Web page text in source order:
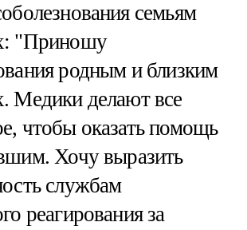
семьям
"Приношу
родным и близким
Медики делают все
чтобы оказать помощь
Хочу выразить
службам
реагирования за